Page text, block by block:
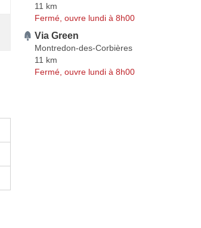
11 km
Fermé, ouvre lundi à 8h00
Via Green
Montredon-des-Corbières
11 km
Fermé, ouvre lundi à 8h00